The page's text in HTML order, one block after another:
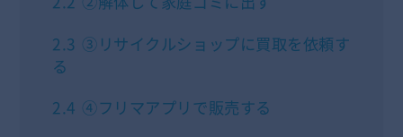
2.3 ③リサイクルショップに買取を依頼す
る
2.4 ④フリマアプリで販売する